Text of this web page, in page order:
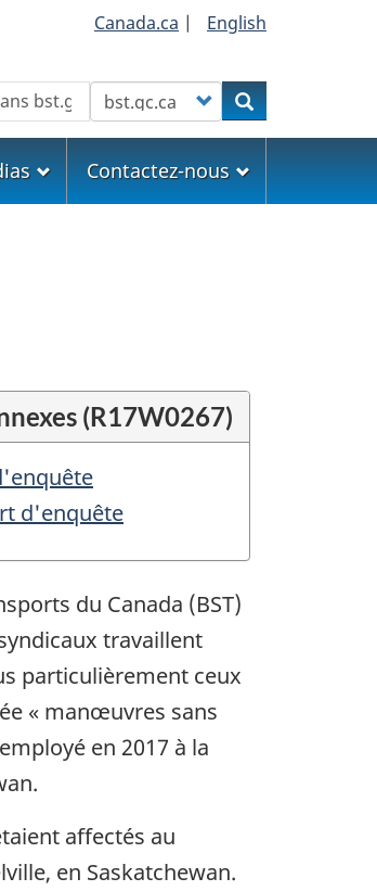
Canada.ca | English
Customize your searchRechercher
Contactez-nous
(R17W0267)
d'enquête
du Canada (BST)
travaillent
particulièrement ceux
« manœuvres sans
en 2017 à la
affectés au
en Saskatchewan.